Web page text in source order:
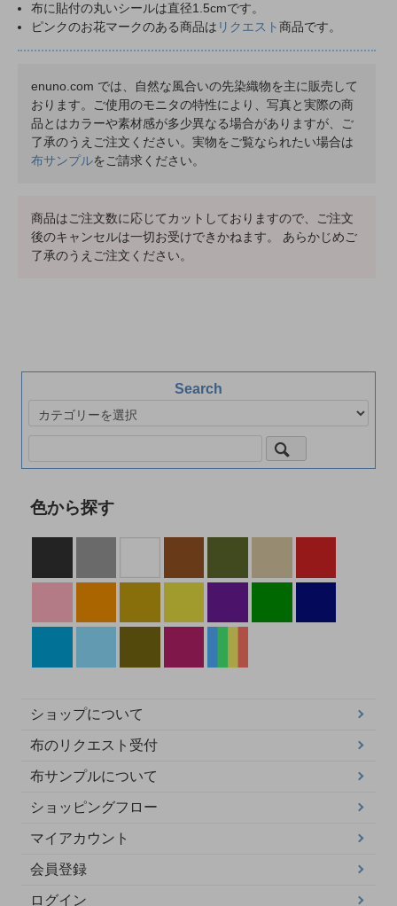
布に貼付の丸いシールは直径1.5cmです。
ピンクのお花マークのある商品は リクエスト商品です。
enuno.com では、自然な風合いの先染織物を主に販売して
おります。ご使用のモニタの特性により、写真と実際の商
品とはカラーや素材感が多少異なる場合がありますが、ご
了承のうえご注文ください。実物をご覧なられたい場合は
布サンプルをご請求ください。
商品はご注文数に応じてカットしておりますので、ご注文
後のキャンセルは一切お受けできかねます。 あらかじめご
了承のうえご注文ください。
Search
色から探す
ショップについて
布のリクエスト受付
布サンプルについて
ショッピングフロー
マイアカウント
会員登録
ログイン